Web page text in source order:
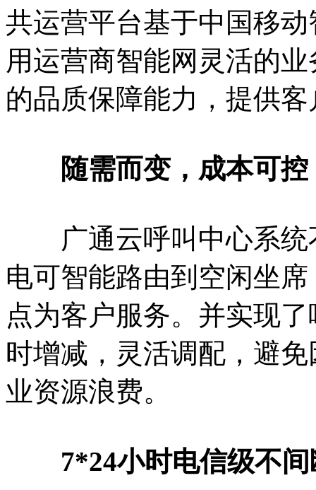
共运营平台基于中国移
用运营商智能网灵活的
的品质保障能力，提供
随需而变，成本可控
广通云呼叫中心系统
电可智能路由到空闲坐
点为客户服务。并实现
时增减，灵活调配，避
业资源浪费。
7*24小时电信级不